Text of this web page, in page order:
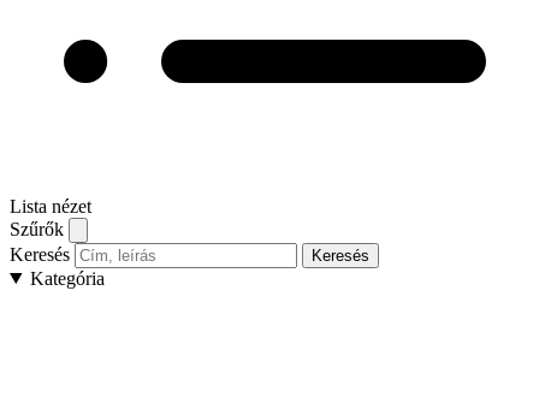
Lista nézet
Szűrők
Keresés
Keresés
Kategória